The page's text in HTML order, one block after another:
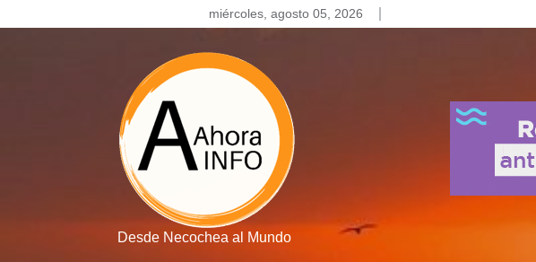
to
miércoles, agosto 05, 2026
Desde Necochea al Mundo